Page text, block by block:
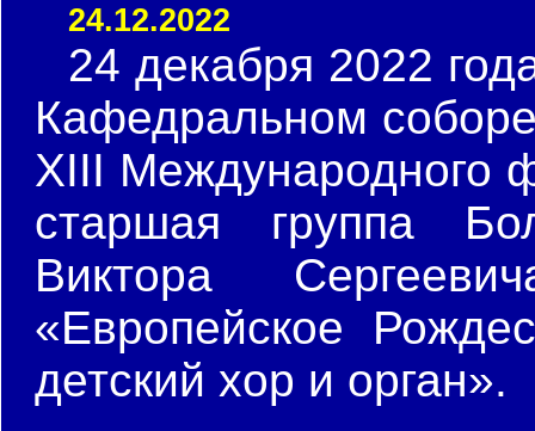
24.12.2022
24 декабря 2022
Кафедральном
XIII Международного
старшая группа
Виктора
«Европейское
детский хор и орган».